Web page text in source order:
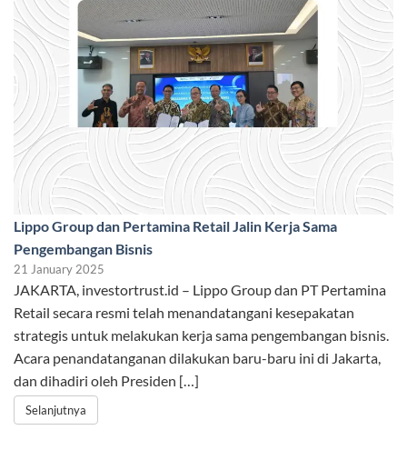
Lippo Group dan Pertamina Retail Jalin Kerja Sama
Pengembangan Bisnis
21 January 2025
JAKARTA, investortrust.id – Lippo Group dan PT Pertamina
Retail secara resmi telah menandatangani kesepakatan
strategis untuk melakukan kerja sama pengembangan bisnis.
Acara penandatanganan dilakukan baru-baru ini di Jakarta,
dan dihadiri oleh Presiden […]
Selanjutnya